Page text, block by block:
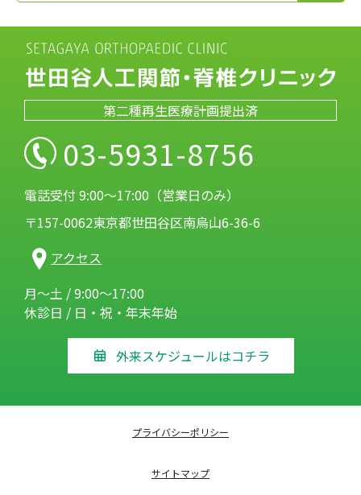
第二種再生医療計画提出済
03-5931-8756
電話受付 9:00～17:00（営業日のみ）
〒157-0062東京都世田谷区南烏山6-36-6
アクセス
月～土 / 9:00～17:00
休診日 / 日・祝・年末年始
外来スケジュールはコチラ
プライバシーポリシー
サイトマップ